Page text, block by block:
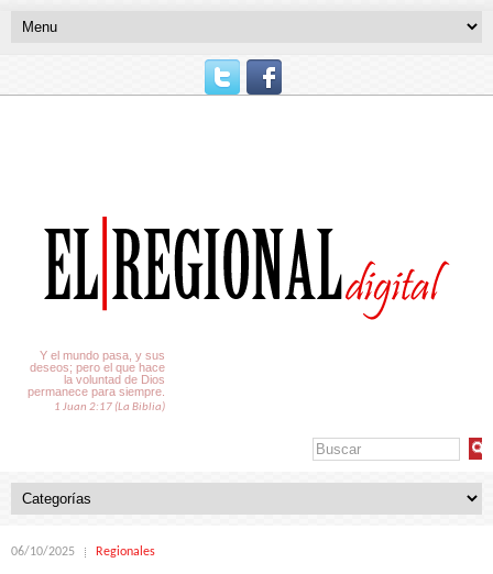
Y el mundo pasa, y sus
deseos; pero el que hace
la voluntad de Dios
permanece para siempre.
1 Juan 2:17 (La Biblia)
06/10/2025 Regionales